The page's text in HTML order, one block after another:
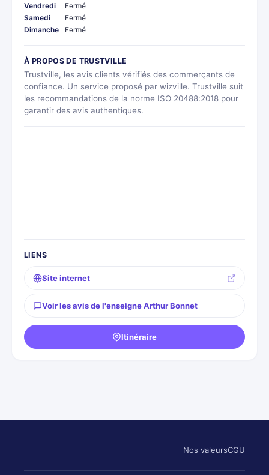
Vendredi
Fermé
Samedi
Fermé
Dimanche
Fermé
À PROPOS DE TRUSTVILLE
Trustville, les avis clients vérifiés des commerçants de
confiance. Un service proposé par wizville. Trustville suit
les recommandations de la norme ISO 20488:2018 pour
garantir des avis authentiques.
LIENS
Site internet
Voir les avis de l'enseigne Arthur Bonnet
Itinéraire
Nos valeursCGU